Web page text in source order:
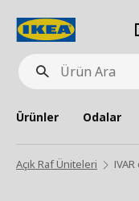
Ürün
Ara
Ürünler Odalar
Açık Raf Üniteleri